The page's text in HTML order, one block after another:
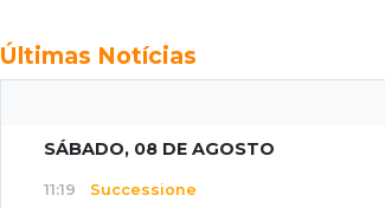
Últimas Notícias
SÁBADO, 08 DE AGOSTO
11:19 Successione